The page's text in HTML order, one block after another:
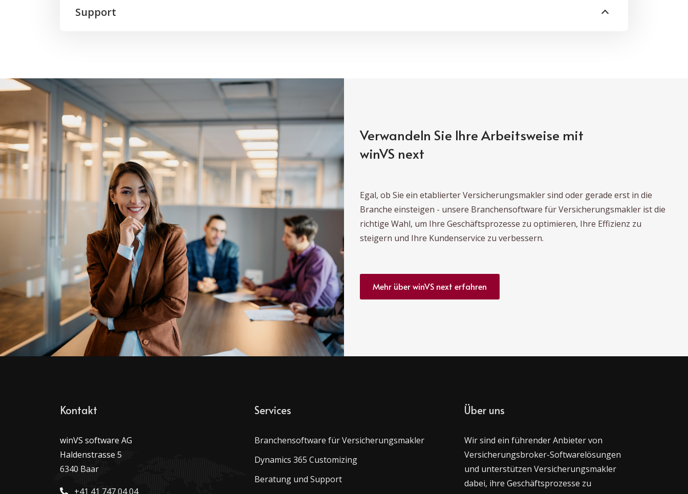
Support
Verwandeln Sie Ihre Arbeitsweise mit
winVS next
Egal, ob Sie ein etablierter Versicherungsmakler sind oder gerade erst in die
Branche einsteigen - unsere Branchensoftware für Versicherungsmakler ist die
richtige Wahl, um Ihre Geschäftsprozesse zu optimieren, Ihre Effizienz zu
steigern und Ihre Kundenservice zu verbessern.
Mehr über winVS next erfahren
Kontakt
winVS software AG
Haldenstrasse 5
6340 Baar
+41 41 747 04 04
Services
Branchensoftware für Versicherungsmakler
Dynamics 365 Customizing
Beratung und Support
Über uns
Wir sind ein führender Anbieter von
Versicherungsbroker-Softwarelösungen
und unterstützen Versicherungsmakler
dabei, ihre Geschäftsprozesse zu